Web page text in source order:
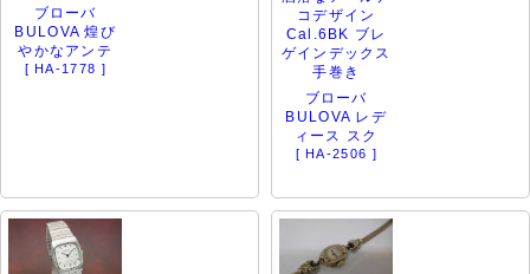
ブローバ
BULOVA 煌び
やかなアンテ
[ HA-1778 ]
ブローバ
BULOVA レデ
ィース スク
[ HA-2506 ]